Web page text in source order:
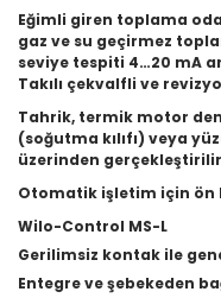
Eğimli giren toplama
gaz ve su geçirmez
seviye tespiti 4…20 mA
Takılı çekvalfli ve
Tahrik, termik motor
(soğutma kılıfı) veya
üzerinden
Otomatik işletim için ön
Wilo-Control MS-L
Gerilimsiz kontak ile
Entegre ve şebekeden